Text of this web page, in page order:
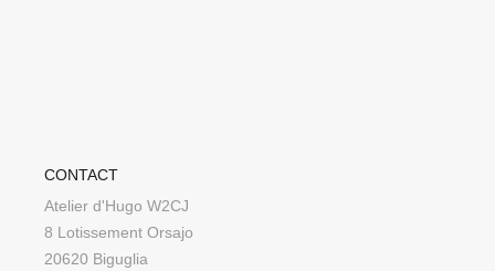
CONTACT
Atelier d'Hugo W2CJ
8 Lotissement Orsajo
20620 Biguglia